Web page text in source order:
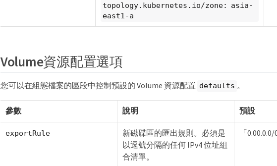
topology.kubernetes.io/zone: asia-
east1-a
Volume資源配置選項
您可以在組態檔案的區段中控制預設的 Volume 資源配置 defaults 。
參數 說明 預設
exportRule
新磁碟區的匯出規則。必須是
以逗號分隔的任何 IPv4 位址組
合清單。
「